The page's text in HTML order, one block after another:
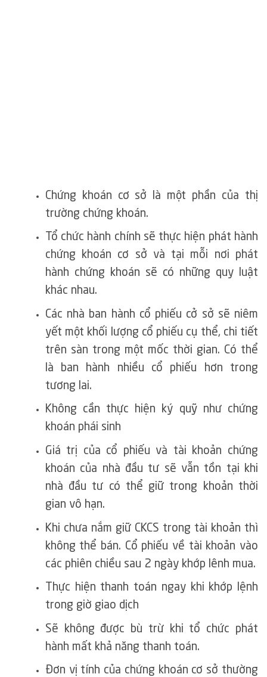
Chứng khoán cơ sở là một phần của thị
trường chứng khoán.
Tổ chức hành chính sẽ thực hiện phát hành
chứng khoán cơ sở và tại mỗi nơi phát
hành chứng khoán sẽ có những quy luật
khác nhau.
Các nhà ban hành cổ phiếu cở sở sẽ niêm
yết một khối lượng cổ phiếu cụ thể, chi tiết
trên sàn trong một mốc thời gian. Có thể
là ban hành nhiều cổ phiếu hơn trong
tương lai.
Không cần thực hiện ký quỹ như chứng
khoán phái sinh
Giá trị của cổ phiếu và tài khoản chứng
khoán của nhà đầu tư sẽ vẫn tồn tại khi
nhà đầu tư có thể giữ trong khoản thời
gian vô hạn.
Khi chưa nắm giữ CKCS trong tài khoản thì
không thể bán. Cổ phiếu về tài khoản vào
các phiên chiều sau 2 ngày khớp lênh mua.
Thực hiện thanh toán ngay khi khớp lệnh
trong giờ giao dịch
Sẽ không được bù trừ khi tổ chức phát
hành mất khả năng thanh toán.
Đơn vị tính của chứng khoán cơ sở thường